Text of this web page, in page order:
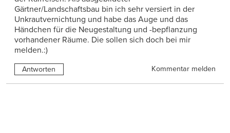
Gärtner/Landschaftsbau bin ich sehr versiert in der
Unkrautvernichtung und habe das Auge und das
Händchen für die Neugestaltung und -bepflanzung
vorhandener Räume. Die sollen sich doch bei mir
melden.:)
Antworten Kommentar melden